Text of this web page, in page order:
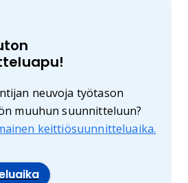
neuvoja työtason
muuhun suunnitteluun?
keittiösuunnitteluaika.